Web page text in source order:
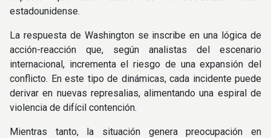
estadounidense.
La respuesta de Washington se inscribe en una lógica de
acción-reacción que, según analistas del escenario
internacional, incrementa el riesgo de una expansión del
conflicto. En este tipo de dinámicas, cada incidente puede
derivar en nuevas represalias, alimentando una espiral de
violencia de difícil contención.
Mientras tanto, la situación genera preocupación en